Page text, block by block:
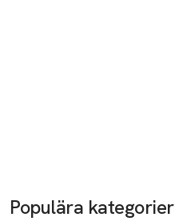
Populära kategorier